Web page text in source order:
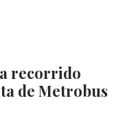
recorrido
de Metrobus